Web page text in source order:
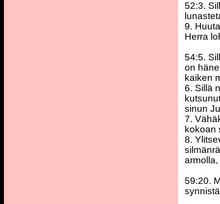
52:3.
9.
Herra
54:5.
on
kaiken
6. Sillä
sinun
7.
kokoan
8.
59:20.